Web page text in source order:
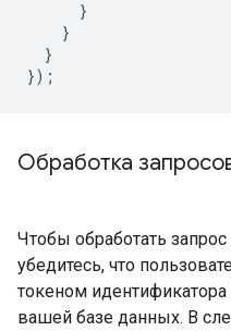
}
}
}
});
Обработка
Чтобы обработать
убедитесь, что
токеном идентификатора
вашей базе данных. В